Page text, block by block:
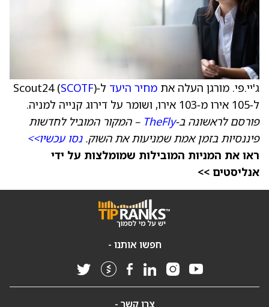
ג'יי.פי. מורגן העלה את מחיר היעד ל‑Scout24 ( SCOTF)
ל‑105 אירו מ‑103 אירו, ושומר על דירוג קנייה למניה.
פורסם לראשונה ב‑TheFly – המקור המוביל לחדשות
פיננסיות בזמן אמת שמניעות את השוק.נסו עכשיו>>
ראו את המניות המובילות שמומלצות על ידי
אנליסטים >>
חפשו אותנו -
צרו קשר -